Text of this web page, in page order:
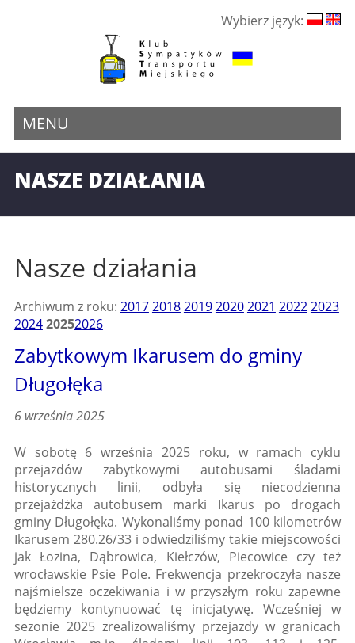
Wybierz język:
MENU
NASZE DZIAŁANIA
Nasze działania
Archiwum z roku: 20172018201920202021 20222023
202420252026
Zabytkowym Ikarusem do gminy
Długołęka
6 września 2025
W sobotę 6 września 2025 roku, w ramach cyklu
przejazdów zabytkowymi autobusami śladami
historycznych linii, odbyła się niecodzienna
przejażdżka autobusem marki Ikarus po drogach
gminy Długołęka. Wykonaliśmy ponad 100 kilometrów
Ikarusem 280.26/33 i odwiedziliśmy takie miejscowości
jak Łozina, Dąbrowica, Kiełczów, Piecowice czy też
wrocławskie Psie Pole. Frekwencja przekroczyła nasze
najśmielsze oczekiwania i w przyszłym roku zapewne
będziemy kontynuować tę inicjatywę. Wcześniej w
sezonie 2025 zrealizowaliśmy przejazdy w granicach